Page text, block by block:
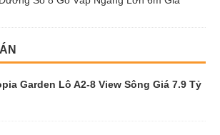
Garden Lô A2-8 View Sông Giá 7.9 Tỷ